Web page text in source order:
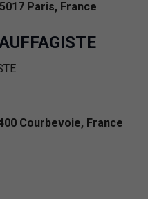
Paris, France
Courbevoie, France